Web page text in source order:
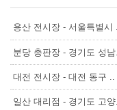
용산 전시장 - 서울특별시 ..
분당 총판장 - 경기도 성남..
대전 전시장 - 대전 동구 ..
일산 대리점 - 경기도 고양..